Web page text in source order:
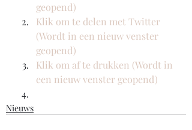
geopend)
Klik om te delen met Twitter
(Wordt in een nieuw venster
geopend)
Klik om af te drukken (Wordt in
een nieuw venster geopend)
Nieuws